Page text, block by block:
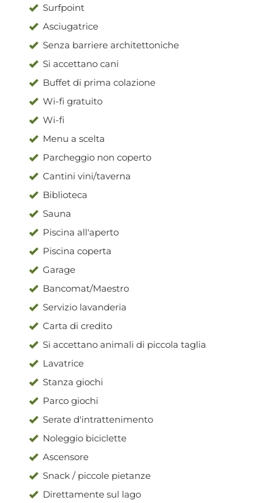
Surfpoint
Asciugatrice
Senza barriere architettoniche
Si accettano cani
Buffet di prima colazione
Wi-fi gratuito
Wi-fi
Menu a scelta
Parcheggio non coperto
Cantini vini/taverna
Biblioteca
Sauna
Piscina all'aperto
Piscina coperta
Garage
Bancomat/Maestro
Servizio lavanderia
Carta di credito
Si accettano animali di piccola taglia
Lavatrice
Stanza giochi
Parco giochi
Serate d'intrattenimento
Noleggio biciclette
Ascensore
Snack / piccole pietanze
Direttamente sul lago